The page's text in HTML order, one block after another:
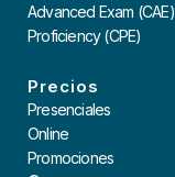
Advanced Exam (CAE)
Proficiency (CPE)
Precios
Presenciales
Online
Promociones